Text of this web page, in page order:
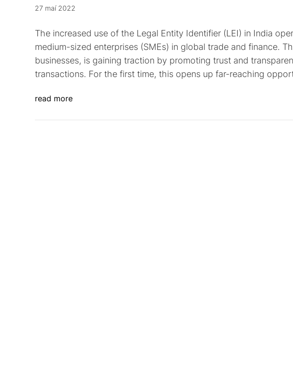
27 maí 2022
The increased use of the Legal Entity Identifier (LEI) in India
medium-sized enterprises (SMEs) in global trade and finance.
businesses, is gaining traction by promoting trust and
transactions. For the first time, this opens up far-reaching
read more